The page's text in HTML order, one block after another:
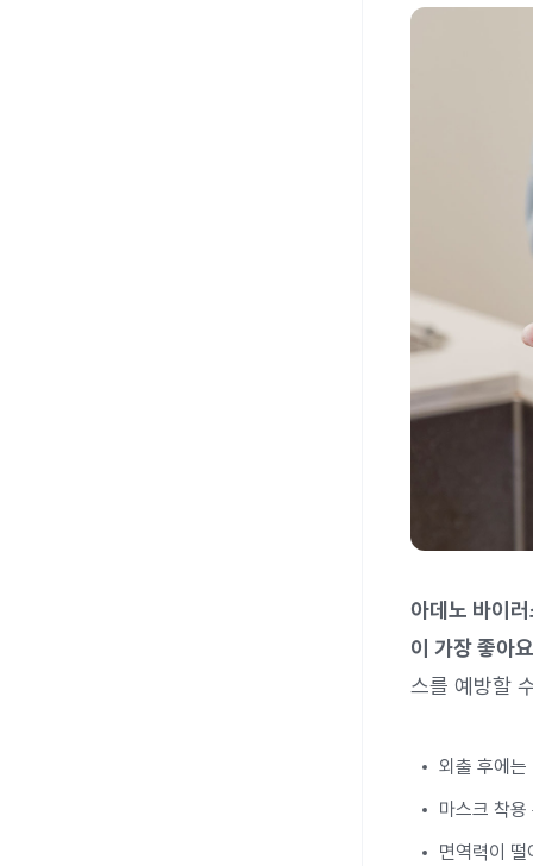
아데노 바이
이 가장 좋아
스를 예방할
외출 후에는
마스크 착용
면역력이